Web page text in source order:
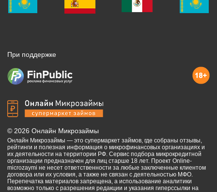
При поддержке
© 2026 Онлайн Микрозаймы
Онлайн Микрозаймы — это супермаркет займов, где собраны отзывы,
рейтинги и полезная информация о микрофинансовых организациях и
их деятельности на территории РФ. Сервис подбора микрокредитной
организации предназначен для лиц старше 18 лет. Проект Online-
microzaymi не несет ответственности за любые заключенные клиентом
договора или их условия, а также не связан с деятельностью МФО.
Перепечатка материалов запрещена, а использование аналитики
возможно только с разрешения редакции и указания гиперссылки на